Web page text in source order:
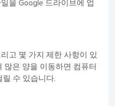
고 몇 가지 제한 사항이 있
많은 양을 이동하면 컴퓨터
수 있습니다.